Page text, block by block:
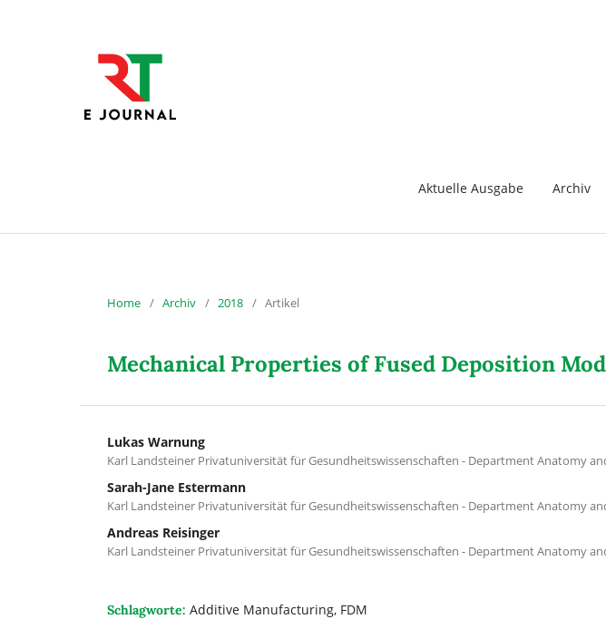
Aktuelle Ausgabe Archiv
Home / Archiv / 2018 / Artikel
Mechanical Properties of Fused Deposition
Lukas Warnung
Karl Landsteiner Privatuniversität für Gesundheitswissenschaften - Department Anatomy
Sarah-Jane Estermann
Karl Landsteiner Privatuniversität für Gesundheitswissenschaften - Department Anatomy
Andreas Reisinger
Karl Landsteiner Privatuniversität für Gesundheitswissenschaften - Department Anatomy
Schlagworte:Additive Manufacturing, FDM